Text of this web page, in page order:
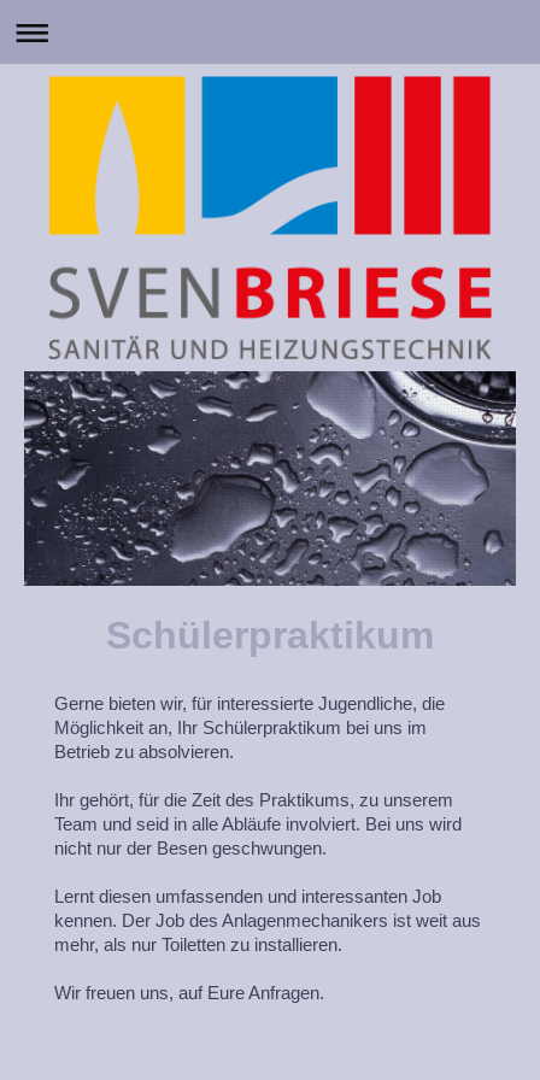
Schülerpraktikum
Gerne bieten wir, für interessierte Jugendliche, die
Möglichkeit an, Ihr Schülerpraktikum bei uns im
Betrieb zu absolvieren.
Ihr gehört, für die Zeit des Praktikums, zu unserem
Team und seid in alle Abläufe involviert. Bei uns wird
nicht nur der Besen geschwungen.
Lernt diesen umfassenden und interessanten Job
kennen. Der Job des Anlagenmechanikers ist weit aus
mehr, als nur Toiletten zu installieren.
Wir freuen uns, auf Eure Anfragen.